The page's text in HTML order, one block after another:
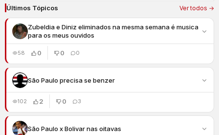
Últimos Tópicos Ver todos →
Zubeldia e Diniz eliminados na mesma semana é musica
para os meus ouvidos
58 0 0 0
São Paulo precisa se benzer
102 2 0 3
São Paulo x Bolivar nas oitavas